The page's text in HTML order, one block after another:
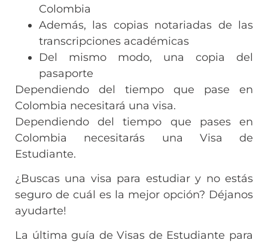
Colombia
Además, las copias notariadas de las
transcripciones académicas
Del mismo modo, una copia del
pasaporte
Dependiendo del tiempo que pase en
Colombia necesitará una visa.
Dependiendo del tiempo que pases en
Colombia necesitarás una Visa de
Estudiante.
¿Buscas una visa para estudiar y no estás
seguro de cuál es la mejor opción? Déjanos
ayudarte!
La última guía de Visas de Estudiante para